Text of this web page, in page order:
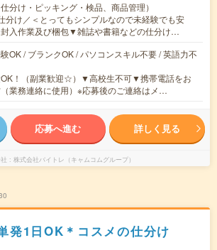
分け・ピッキング・検品、商品管理）
分け／＜とってもシンプルなので未経験でも安
入作業及び梱包▼雑誌や書籍などの仕分け…
OK / ブランクOK / パソコンスキル不要 / 英語力不
！（副業歓迎☆）▼高校生不可▼携帯電話をお
業務連絡に使用）※応募後のご連絡はメ…
応募へ進む 詳しく見る
株式会社バイトレ（キャムコムグループ）
発1日OK＊コスメの仕分け